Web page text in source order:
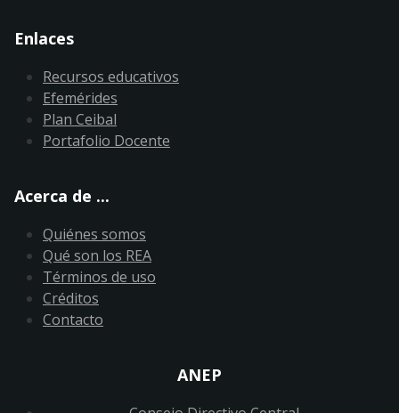
Enlaces
Recursos educativos
Efemérides
Plan Ceibal
Portafolio Docente
Acerca de ...
Quiénes somos
Qué son los REA
Términos de uso
Créditos
Contacto
ANEP